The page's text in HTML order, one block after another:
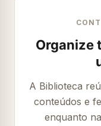
Organize
A Biblioteca
conteúdos e
enquanto